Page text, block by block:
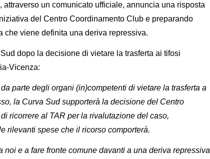
attraverso un comunicato ufficiale, annuncia una risposta
del Centro Coordinamento Club e preparando
che viene definita una deriva repressiva.
dopo la decisione di vietare la trasferta ai tifosi
Vicenza:
parte degli organi (in)competenti di vietare la trasferta a
la Curva Sud supporterà la decisione del Centro
ricorrere al TAR per la rivalutazione del caso,
rilevanti spese che il ricorso comporterà.
noi e a fare fronte comune davanti a una deriva repressiva